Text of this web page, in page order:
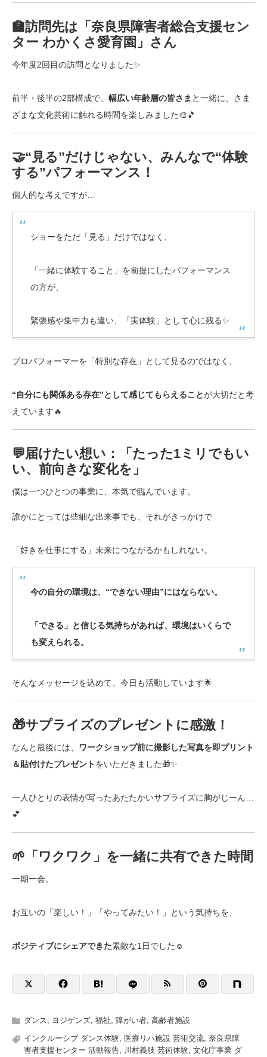
🏫訪問先は「奈良県障害者総合支援セン
ター わかくさ愛育園」さん
今年度2回目の訪問となりました✨
前半・後半の2部構成で、 幅広い年齢層の皆さま と一緒に、さま
ざまな文化芸術に触れる時間を楽しみました🎨🎵
🤝“見る”だけじゃない、みんなで“体験
する”パフォーマンス！
個人的な考えですが…
ショーをただ「見る」だけではなく、
「一緒に体験すること」を前提にしたパフォーマンス
の方が、
緊張感や集中力も違い、「実体験」として心に残る✨
プロパフォーマーを「特別な存在」として見るのではなく、
“自分にも関係ある存在”として感じてもらえることが大切だと考
えています🔥
💬届けたい想い：「たった1ミリでもい
い、前向きな変化を」
僕は一つひとつの事業に、本気で臨んでいます。
誰かにとっては些細な出来事でも、それがきっかけで
「好きを仕事にする」未来につながるかもしれない。
今の自分の環境は、“できない理由”にはならない。
「できる」と信じる気持ちがあれば、環境はいくらで
も変えられる。
そんなメッセージを込めて、今日も活動しています🌟
🎁サプライズのプレゼントに感激！
なんと最後には、
ワークショップ前に撮影した写真を即プリント
＆貼付けたプレゼントをいただきました🎁✨
一人ひとりの表情が写ったあたたかいサプライズに胸がじーん…
💕
🌱「ワクワク」を一緒に共有できた時間
一期一会。
お互いの「楽しい！」「やってみたい！」という気持ちを、
ポジティブにシェアできた素敵な1日でした☺️
ダンス ヨジゲンズ 福祉 障がい者 高齢者施設
インクルーシブ ダンス体験 医療リハ施設 芸術交流 奈良県障
害者支援センター 活動報告
川村義肢 芸術体験 文化庁事業 ダ